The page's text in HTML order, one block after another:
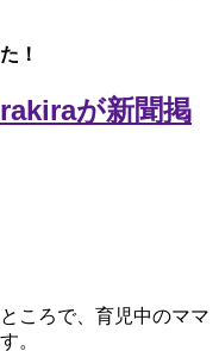
！
ころで、育児中のママ
。